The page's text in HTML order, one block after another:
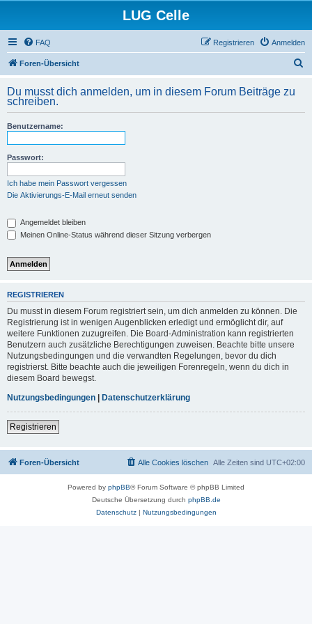
LUG Celle
FAQ Anmelden
Registrieren
Foren-Übersicht
h
Du musst dich anmelden, um in diesem Forum Beiträge zu
schreiben.
Benutzername:
Passwort:
Ich habe mein Passwort vergessen
Die Aktivierungs-E-Mail erneut senden
Angemeldet bleiben
Meinen Online-Status während dieser Sitzung verbergen
REGISTRIEREN
Du musst in diesem Forum registriert sein, um dich anmelden zu können. Die
Registrierung ist in wenigen Augenblicken erledigt und ermöglicht dir, auf
weitere Funktionen zuzugreifen. Die Board-Administration kann registrierten
Benutzern auch zusätzliche Berechtigungen zuweisen. Beachte bitte unsere
Nutzungsbedingungen und die verwandten Regelungen, bevor du dich
registrierst. Bitte beachte auch die jeweiligen Forenregeln, wenn du dich in
diesem Board bewegst.
Nutzungsbedingungen | Datenschutzerklärung
Registrieren
Foren-Übersicht Alle Zeiten sind UTC+02:00
Alle Cookies löschen
Powered by phpBB® Forum Software © phpBB Limited
Deutsche Übersetzung durch phpBB.de
Datenschutz| Nutzungsbedingungen